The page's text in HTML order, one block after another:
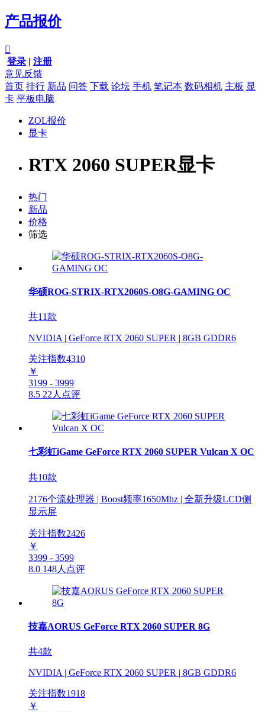
产品报价

登录 | 注册
意见反馈
首页 排行 新品 问答 下载 论坛 手机 笔记本 数码相机 主板 显
卡 平板电脑
ZOL报价
显卡
RTX 2060 SUPER显卡
热门
新品
价格
筛选
华硕ROG-STRIX-RTX2060S-O8G-GAMING OC
共11款
NVIDIA | GeForce RTX 2060 SUPER | 8GB GDDR6
关注指数4310
￥
3199 - 3999
8.5 22人点评
七彩虹iGame GeForce RTX 2060 SUPER Vulcan X OC
共10款
2176个流处理器 | Boost频率1650Mhz | 全新升级LCD侧
显示屏
关注指数2426
￥
3399 - 3599
8.0 148人点评
技嘉AORUS GeForce RTX 2060 SUPER 8G
共4款
NVIDIA | GeForce RTX 2060 SUPER | 8GB GDDR6
关注指数1918
￥